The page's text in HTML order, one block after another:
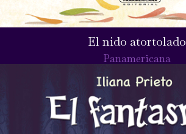
El nido atortolado
Panamericana